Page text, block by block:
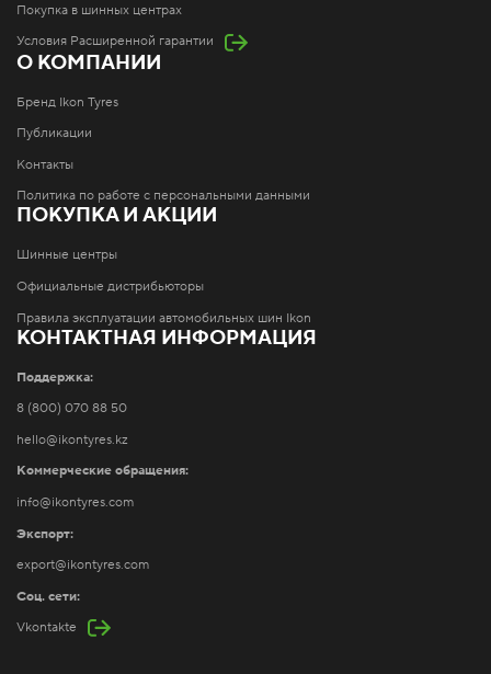
Покупка в шинных центрах
Условия Расширенной гарантии
О КОМПАНИИ
Бренд Ikon Tyres
Публикации
Контакты
Политика по работе с персональными данными
ПОКУПКА И АКЦИИ
Шинные центры
Официальные дистрибьюторы
Правила эксплуатации автомобильных шин Ikon
КОНТАКТНАЯ ИНФОРМАЦИЯ
Поддержка:
8 (800) 070 88 50
hello@ikontyres.kz
Коммерческие обращения:
info@ikontyres.com
Экспорт:
export@ikontyres.com
Соц. сети:
Vkontakte